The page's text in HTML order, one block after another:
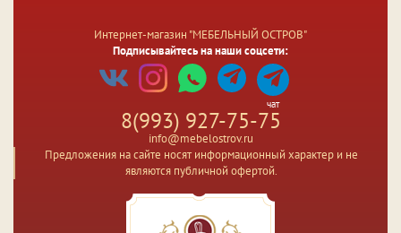
Интернет-магазин "МЕБЕЛЬНЫЙ ОСТРОВ"
Подписывайтесь на наши соцсети:
чат
8(993) 927-75-75
info@mebelostrov.ru
Предложения на сайте носят информационный характер и не
являются публичной офертой.